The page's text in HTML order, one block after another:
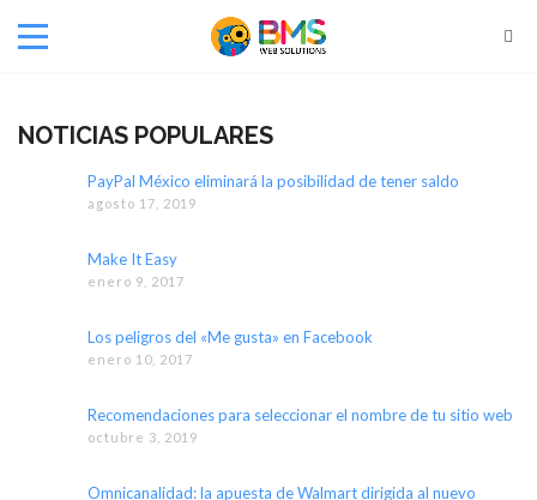
NOTICIAS POPULARES
PayPal México eliminará la posibilidad de tener saldo
agosto 17, 2019
Make It Easy
enero 9, 2017
Los peligros del «Me gusta» en Facebook
enero 10, 2017
Recomendaciones para seleccionar el nombre de tu sitio web
octubre 3, 2019
Omnicanalidad: la apuesta de Walmart dirigida al nuevo